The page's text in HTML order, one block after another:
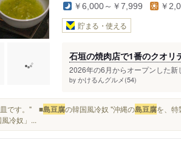
￥6,000～￥7,999 ￥
貯まる・使える
石垣の焼肉店で1番のクオリ
2026年の6月からオープンした
by かけるんグルメ(54)
皿です。" ■島豆腐の韓国風冷奴 "沖縄の島豆腐を、
冷奴」...